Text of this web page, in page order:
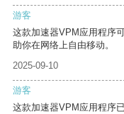
游客
这款加速器VPM应用程序
助你在网络上自由移动。
2025-09-10
游客
这款加速器VPM应用程序